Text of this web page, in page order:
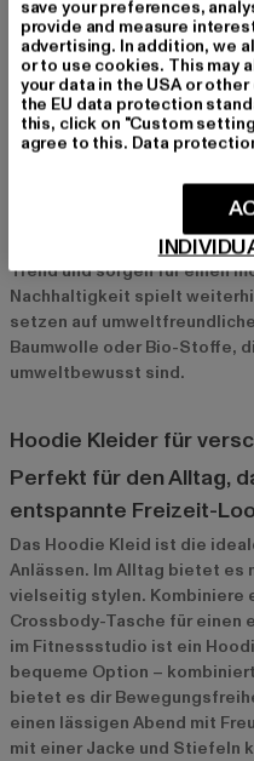
Accessoires wie Caps,
runden den Look perfekt ab.
Aktuelle Trends bei
2024 stehen besonders
beliebt, da sie sich leicht
mit auffälligen Logos oder
Trend und sorgen für einen
Nachhaltigkeit spielt
setzen auf
Baumwolle oder Bio-Stoffe,
umweltbewusst sind.
Hoodie Kleider für
Perfekt für den Alltag,
entspannte Freizeit-
Das Hoodie Kleid ist die
Anlässen. Im Alltag bietet es
vielseitig stylen. Kombiniere
Crossbody-Tasche für einen
im Fitnessstudio ist ein
bequeme Option –
bietet es dir
einen lässigen Abend mit
mit einer Jacke und Stiefeln
save your preferences,
provide and measure
advertising. In addition, we
or to use cookies. This may
your data in the USA or
the EU data protection
this, click on "Custom
agree to this. Data